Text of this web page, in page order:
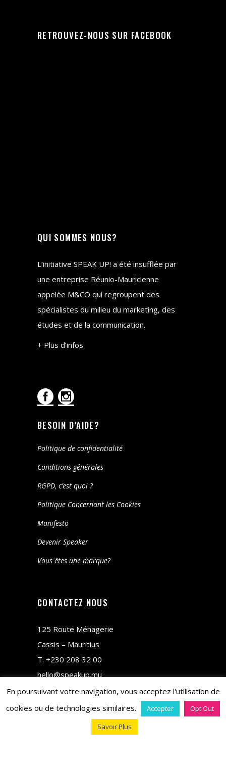
RETROUVEZ-NOUS SUR FACEBOOK
QUI SOMMES NOUS?
L’initiative SPEAK UP! a été insufflée par
une entreprise Réunio-Mauricienne
appelée M&CO qui regroupent des
spécialistes du milieu du marketing, des
études et de la communication.
+ Plus d’infos
BESOIN D’AIDE?
Politique de confidentialité
Conditions générales
RGPD, c’est quoi ?
Politique Concernant les Cookies
Manifesto
Devenir Speaker
Vous êtes une marque?
CONTACTEZ NOUS
125 Route Ménagerie
Cassis – Mauritius
T. +230 208 32 00
hello@speakup.mu
En poursuivant votre navigation, vous acceptez l'utilisation de
cookies ou de technologies similaires.
Accepter
Opt Out
Savoir Plus